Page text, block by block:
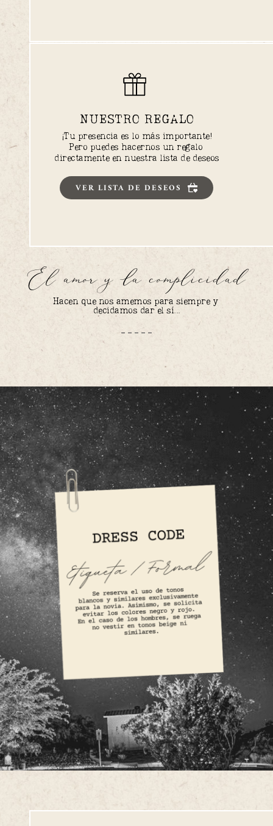
NUESTRO REGALO
¡Tu presencia es lo más importante!
Pero puedes hacernos un regalo
directamente en nuestra lista de deseos
VER LISTA DE DESEOS
El amor y la complicidad
Hacen que nos amemos para siempre y
decidamos dar el sí...